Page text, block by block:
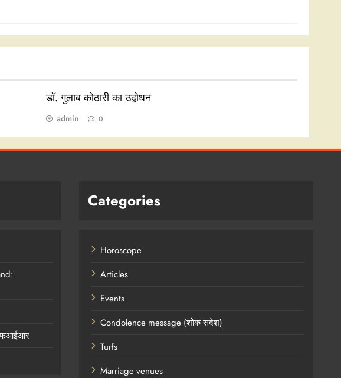
डॉ. गुलाब कोठारी का उद्बोधन
admin 0
Categories
Horoscope
Articles
Events
Condolence message (शोक संदेश)
Turfs
Marriage venues